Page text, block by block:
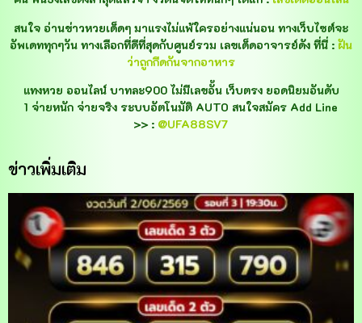
สนใจ อ่านข่าวหวยเด็ดๆ มาแรงไม่แพ้ใครอย่างแน่นอน ทางเว็บไซต์จะ
อัพเดททุกๆวัน ทางเลือกที่ดีที่สุดกับศูนย์รวม เลขเด็ดอาจารย์ดัง ที่นี่ : ฝัน
ว่าถูกกีดกันจากอาหาร
แทงหวย ออนไลน์ บาทละ900 ไม่มีเลขอั้น เว็บตรง ยอดนิยมอันดับ
1 จ่ายหนัก จ่ายจริง ระบบอัตโนมัติ AUTO สนใจสมัคร Add Line
>> : @UFA88SV7
ข่าวเพิ่มเติม